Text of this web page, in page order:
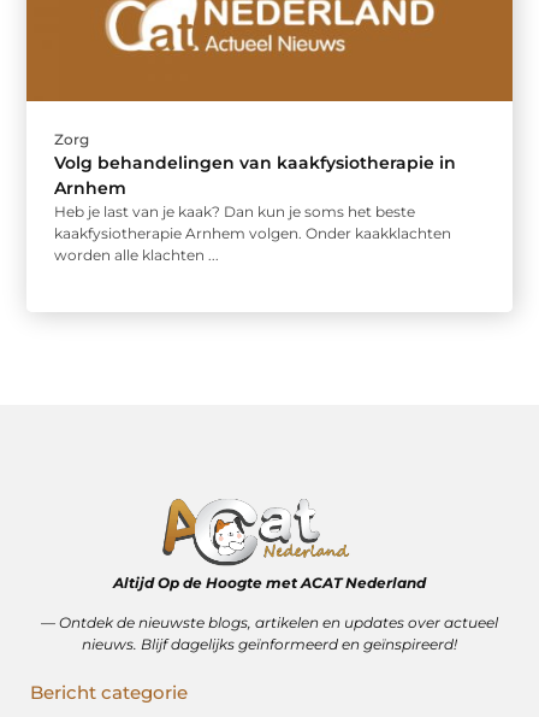
Zorg
Volg behandelingen van kaakfysiotherapie in
Arnhem
Heb je last van je kaak? Dan kun je soms het beste
kaakfysiotherapie Arnhem volgen. Onder kaakklachten
worden alle klachten ...
Altijd Op de Hoogte met ACAT Nederland
–– Ontdek de nieuwste blogs, artikelen en updates over actueel
nieuws. Blijf dagelijks geïnformeerd en geïnspireerd!
Bericht categorie